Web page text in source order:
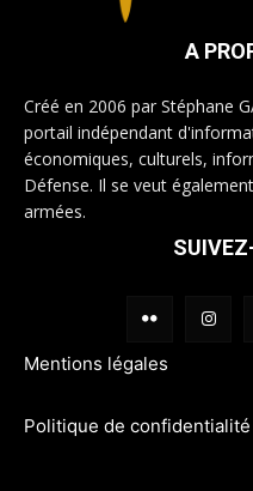
A
Créé en 2006 par Stéphane
portail indépendant
économiques, culturels,
Défense. Il se veut
armées.
Mentions légales
Politique de confidentialité